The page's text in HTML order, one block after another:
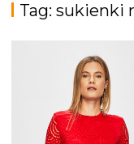
Tag:sukienki